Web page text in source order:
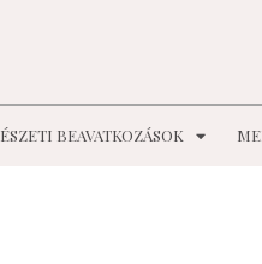
BEAVATKOZÁSOK